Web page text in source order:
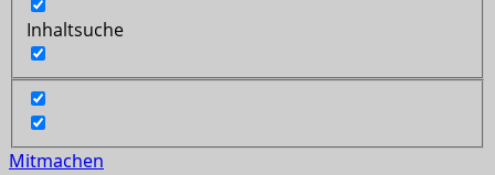
Inhaltsuche
Mitmachen